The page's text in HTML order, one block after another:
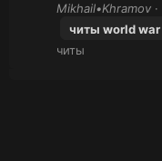
Mikhail•Khramov
читы worldwar
читы